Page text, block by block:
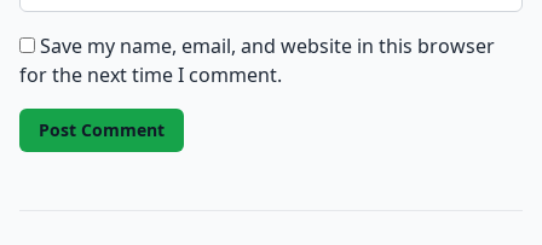
Save my name, email, and website in this browser
for the next time I comment.